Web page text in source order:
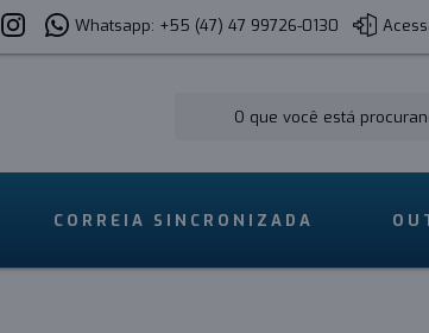
Whatsapp: +55 (47) 47 99726-0130
CORREIA SINCRONIZADA